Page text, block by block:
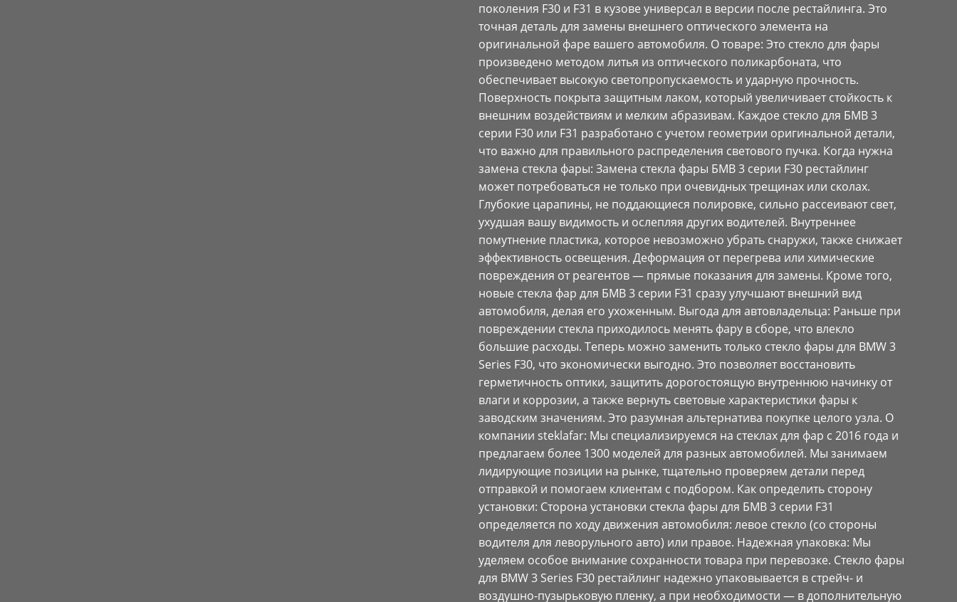
поколения F30 и F31 в кузове универсал в версии после рестайлинга. Это
точная деталь для замены внешнего оптического элемента на
оригинальной фаре вашего автомобиля. О товаре: Это стекло для фары
произведено методом литья из оптического поликарбоната, что
обеспечивает высокую светопропускаемость и ударную прочность.
Поверхность покрыта защитным лаком, который увеличивает стойкость к
внешним воздействиям и мелким абразивам. Каждое стекло для БМВ 3
серии F30 или F31 разработано с учетом геометрии оригинальной детали,
что важно для правильного распределения светового пучка. Когда нужна
замена стекла фары: Замена стекла фары БМВ 3 серии F30 рестайлинг
может потребоваться не только при очевидных трещинах или сколах.
Глубокие царапины, не поддающиеся полировке, сильно рассеивают свет,
ухудшая вашу видимость и ослепляя других водителей. Внутреннее
помутнение пластика, которое невозможно убрать снаружи, также снижает
эффективность освещения. Деформация от перегрева или химические
повреждения от реагентов — прямые показания для замены. Кроме того,
новые стекла фар для БМВ 3 серии F31 сразу улучшают внешний вид
автомобиля, делая его ухоженным. Выгода для автовладельца: Раньше при
повреждении стекла приходилось менять фару в сборе, что влекло
большие расходы. Теперь можно заменить только стекло фары для BMW 3
Series F30, что экономически выгодно. Это позволяет восстановить
герметичность оптики, защитить дорогостоящую внутреннюю начинку от
влаги и коррозии, а также вернуть световые характеристики фары к
заводским значениям. Это разумная альтернатива покупке целого узла. О
компании steklafar: Мы специализируемся на стеклах для фар с 2016 года и
предлагаем более 1300 моделей для разных автомобилей. Мы занимаем
лидирующие позиции на рынке, тщательно проверяем детали перед
отправкой и помогаем клиентам с подбором. Как определить сторону
установки: Сторона установки стекла фары для БМВ 3 серии F31
определяется по ходу движения автомобиля: левое стекло (со стороны
водителя для леворульного авто) или правое. Надежная упаковка: Мы
уделяем особое внимание сохранности товара при перевозке. Стекло фары
для BMW 3 Series F30 рестайлинг надежно упаковывается в стрейч- и
воздушно-пузырьковую пленку, а при необходимости — в дополнительную